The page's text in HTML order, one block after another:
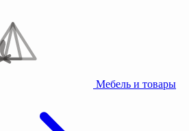
Мебель и товары